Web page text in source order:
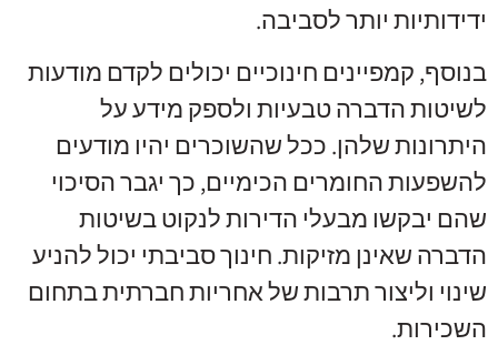
ידידותיות יותר לסביבה.
בנוסף, קמפיינים חינוכיים יכולים לקדם מודעות
לשיטות הדברה טבעיות ולספק מידע על
היתרונות שלהן. ככל שהשוכרים יהיו מודעים
להשפעות החומרים הכימיים, כך יגבר הסיכוי
שהם יבקשו מבעלי הדירות לנקוט בשיטות
הדברה שאינן מזיקות. חינוך סביבתי יכול להניע
שינוי וליצור תרבות של אחריות חברתית בתחום
השכירות.